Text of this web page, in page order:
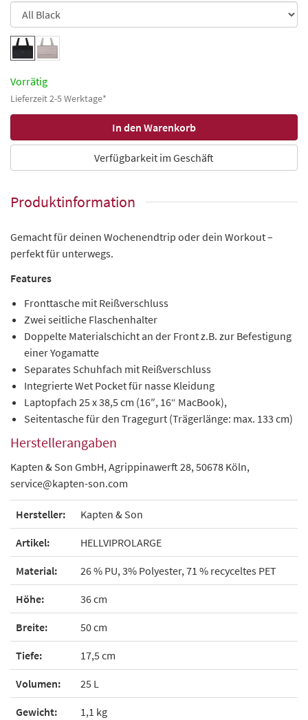
Vorrätig
Lieferzeit 2-5 Werktage*
Verfügbarkeit im Geschäft
Produktinformation
Gemacht für deinen Wochenendtrip oder dein Workout –
perfekt für unterwegs.
Features
Fronttasche mit Reißverschluss
Zwei seitliche Flaschenhalter
Doppelte Materialschicht an der Front z.B. zur Befestigung
einer Yogamatte
Separates Schuhfach mit Reißverschluss
Integrierte Wet Pocket für nasse Kleidung
Laptopfach 25 x 38,5 cm (16″, 16“ MacBook),
Seitentasche für den Tragegurt (Trägerlänge: max. 133 cm)
Herstellerangaben
Kapten & Son GmbH, Agrippinawerft 28, 50678 Köln,
service@kapten-son.com
Hersteller: Kapten & Son
Artikel: HELLVIPROLARGE
Material: 26 % PU, 3% Polyester, 71 % recyceltes PET
Höhe: 36 cm
Breite: 50 cm
Tiefe: 17,5 cm
Volumen: 25 L
Gewicht: 1,1 kg